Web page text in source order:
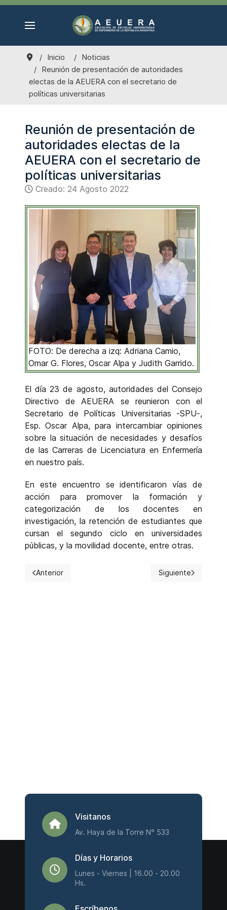
Inicio
Noticias
Reunión de presentación de autoridades
electas de la AEUERA con el secretario de
políticas universitarias
Reunión de presentación de
autoridades electas de la
AEUERA con el secretario de
políticas universitarias
Creado: 24 Agosto 2022
FOTO: De derecha a izq: Adriana Camio,
Omar G. Flores, Oscar Alpa y Judith Garrido.
El día 23 de agosto, autoridades del Consejo
Directivo de AEUERA se reunieron con el
Secretario de Políticas Universitarias -SPU-,
Esp. Oscar Alpa, para intercambiar opiniones
sobre la situación de necesidades y desafíos
de las Carreras de Licenciatura en Enfermería
en nuestro país.
En este encuentro se identificaron vías de
acción para promover la formación y
categorización de los docentes en
investigación, la retención de estudiantes que
cursan el segundo ciclo en universidades
públicas, y la movilidad docente, entre otras.
Artículo anterior: La comisión directiva de AEUERA
Anterior Artículo siguiente:
Siguiente
Visitanos
Av. Haya de la Torre N° 533
Días y Horarios
Lunes - Viernes | 16.00 - 20.00
Hs.